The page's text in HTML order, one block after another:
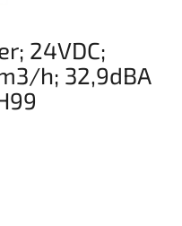
24VDC;
h; 32,9dBA